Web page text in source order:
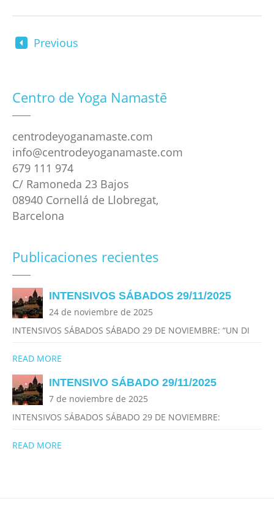
Previous
Centro de Yoga Namastē
centrodeyoganamaste.com
info@centrodeyoganamaste.com
679 111 974
C/ Ramoneda 23 Bajos
08940 Cornellá de Llobregat,
Barcelona
Publicaciones recientes
INTENSIVOS SÁBADOS 29/11/2025
24 de noviembre de 2025
INTENSIVOS SÁBADOS SÁBADO 29 DE NOVIEMBRE: “UN DI
READ MORE
INTENSIVO SÁBADO 29/11/2025
7 de noviembre de 2025
INTENSIVOS SÁBADOS SÁBADO 29 DE NOVIEMBRE:
READ MORE